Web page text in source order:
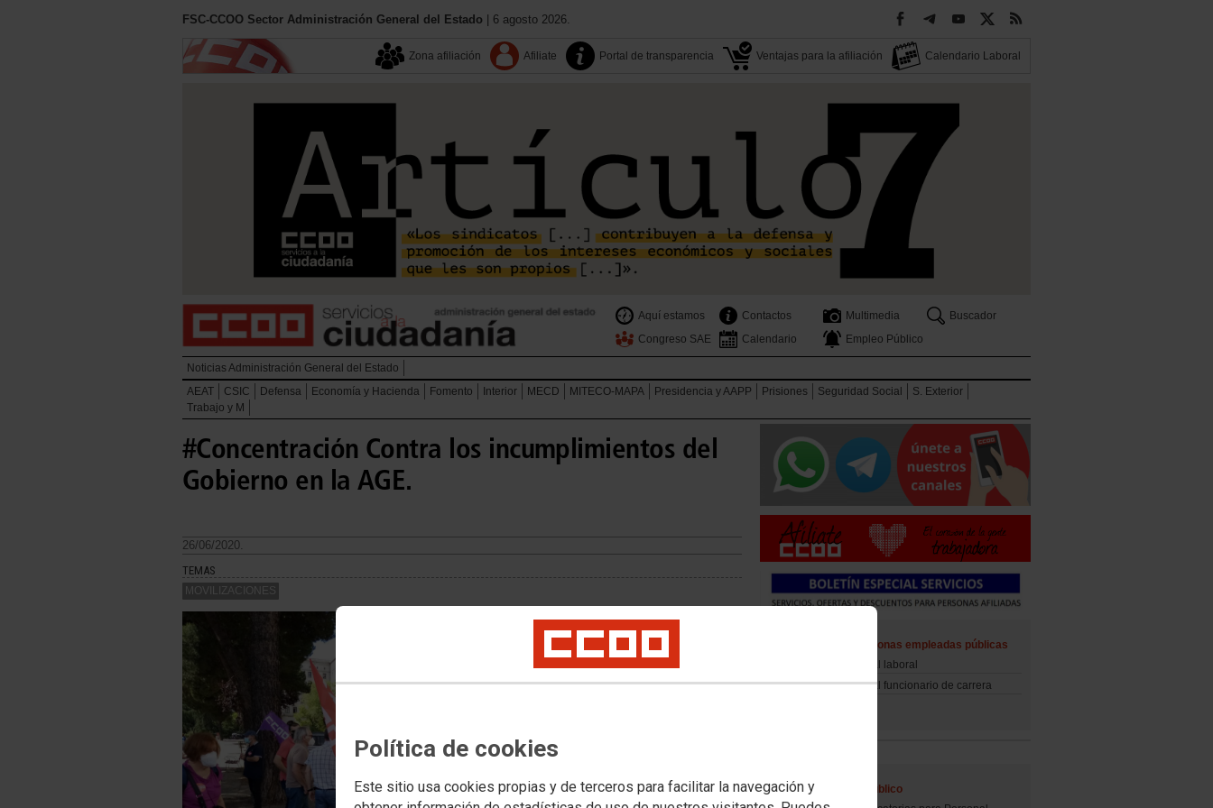
Política de cookies
Este sitio usa cookies propias y de terceros para facilitar la navegación y
FSC-CCOO Sector Administración General del Estado | 6 agosto 2026.
Zona afiliación Afiliate Portal de transparencia Ventajas para la afiliación Calendario Laboral
Aquí estamos Contactos Multimedia
Buscador
Congreso SAE
Calendario Empleo Público
Noticias Administración General del Estado
AEAT
CSIC Defensa Economía y Hacienda Fomento Interior MECD MITECO-MAPA Presidencia y AAPP Prisiones Seguridad Social
S. Exterior
Trabajo y M
#Concentración Contra los incumplimientos del
Gobierno en la AGE.
26/06/2020.
TEMAS
MOVILIZACIONES
Movilidad de las personas empleadas públicas
Movilidad del personal laboral
Movilidad del personal funcionario de carrera
Acceso al Empleo Público